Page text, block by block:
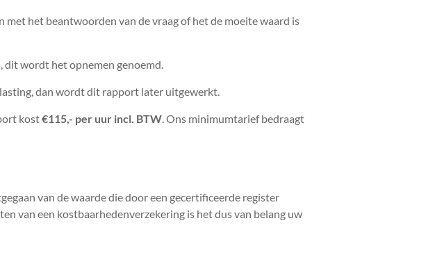
het beantwoorden van de vraag of het de moeite waard is
dit wordt het opnemen genoemd.
dan wordt dit rapport later uitgewerkt.
kost€115,- per uur incl. BTW. Ons minimumtarief bedraagt
van de waarde die door een gecertificeerde register
van een kostbaarhedenverzekering is het dus van belang uw